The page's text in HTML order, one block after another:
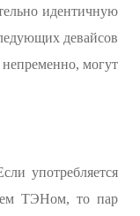
идентичную
девайсов
могут
употребляется
ТЭНом, то пар